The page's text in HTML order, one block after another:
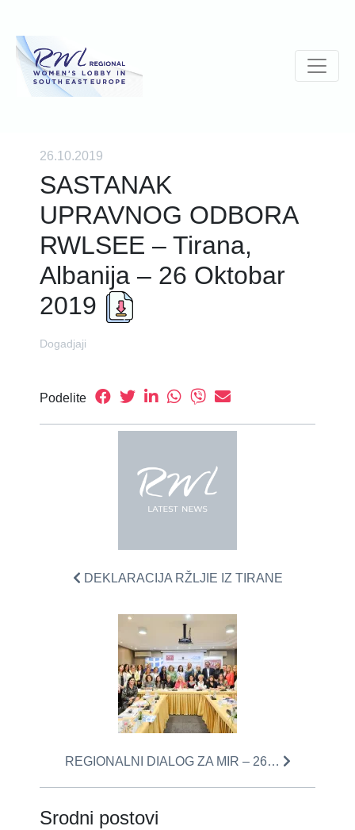
26.10.2019
SASTANAK
UPRAVNOG ODBORA
RWLSEE – Tirana,
Albanija – 26 Oktobar
2019
Dogadjaji
Podelite
DEKLARACIJA RŽLJIE IZ TIRANE
REGIONALNI DIALOG ZA MIR – 26…
Srodni postovi